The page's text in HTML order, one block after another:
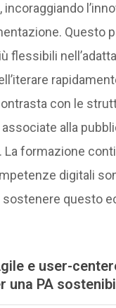
Questo
flessibili
con le
alla
formazione
digitali
questo
e user-
una PA